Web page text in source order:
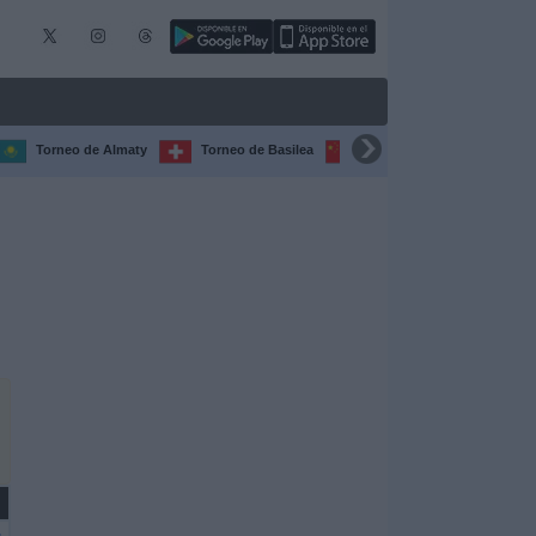
Torneo de Almaty Torneo de Basilea Torneo de Chengdú